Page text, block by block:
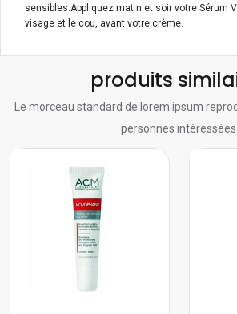
sensibles.Appliquez matin et soir votre Sérum
visage et le cou, avant votre crème.
produits
Le morceau standard de lorem ipsum
personnes intéressées.